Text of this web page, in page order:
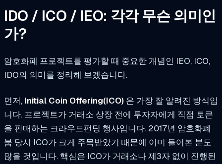
IDO / ICO / IEO: 각각 무슨 의미인
가?
암호화폐 프로젝트를 평가할 때 중요한 개념인 IEO, ICO,
IDO의 의미를 정리해 보겠습니다.
먼저, Initial Coin Offering(ICO) 은 가장 잘 알려진 방식입
니다. 프로젝트가 거래소 상장 전에 투자자에게 직접 토큰
을 판매하는 크라우드펀딩 행사입니다. 2017년 암호화폐
붐 당시 ICO가 크게 주목받았기 때문에 이미 들어본 분도
많을 것입니다. 핵심은 ICO가 거래소나 제3자 없이 진행된